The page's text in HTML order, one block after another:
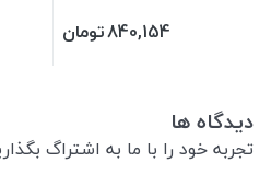
840,154تومان
دیدگاه ها
تجربه خود را با ما به اشتراگ